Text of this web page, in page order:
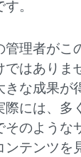
。
理者がこ
ではありま
きな成果が
際には、多
そのような
テンツを